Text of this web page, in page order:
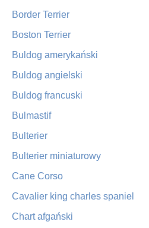
Border Terrier
Boston Terrier
Buldog amerykański
Buldog angielski
Buldog francuski
Bulmastif
Bulterier
Bulterier miniaturowy
Cane Corso
Cavalier king charles spaniel
Chart afgański